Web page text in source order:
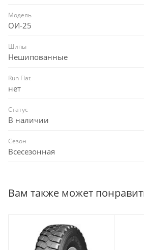
Модель
ОИ-25
Шипы
Нешипованные
Run Flat
нет
Статус
В наличии
Сезон
Всесезонная
Вам также может